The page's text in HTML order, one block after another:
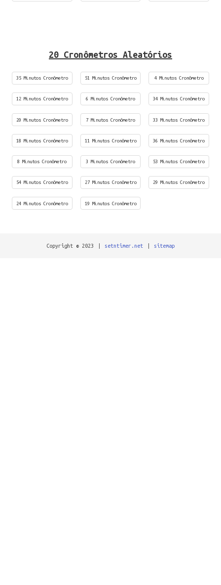
20 Cronômetros Aleatórios
35 Minutos Cronômetro 51 Minutos Cronômetro 4 Minutos Cronômetro
12 Minutos Cronômetro 6 Minutos Cronômetro 34 Minutos Cronômetro
20 Minutos Cronômetro 7 Minutos Cronômetro 33 Minutos Cronômetro
18 Minutos Cronômetro 11 Minutos Cronômetro 36 Minutos Cronômetro
8 Minutos Cronômetro 3 Minutos Cronômetro 53 Minutos Cronômetro
54 Minutos Cronômetro 27 Minutos Cronômetro 29 Minutos Cronômetro
24 Minutos Cronômetro 19 Minutos Cronômetro
Copyright © 2023 setntimer.net sitemap